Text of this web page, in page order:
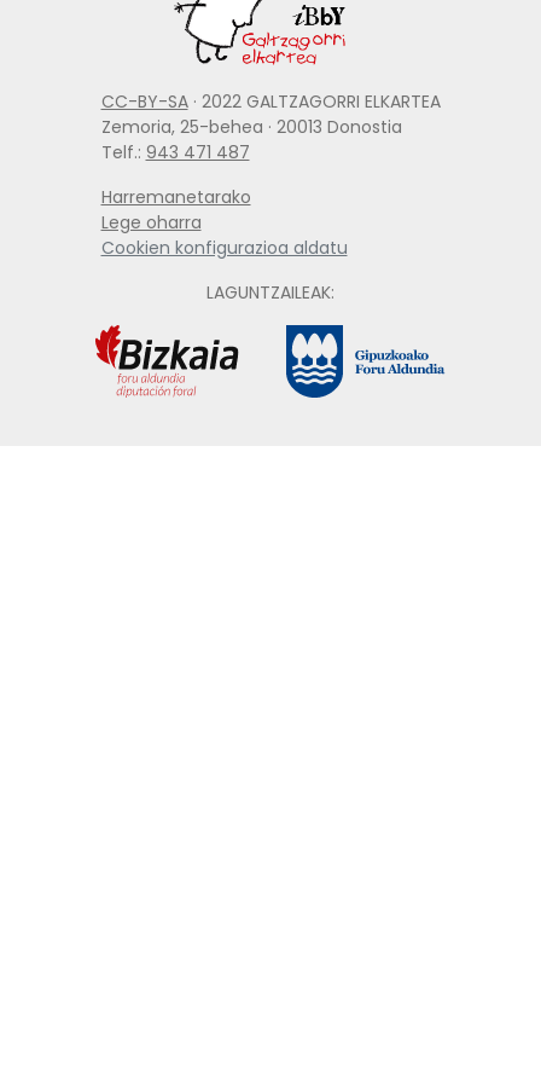
CC-BY-SA· 2022 GALTZAGORRI ELKARTEA
Zemoria, 25-behea · 20013 Donostia
Telf.: 943 471 487
Harremanetarako
Lege oharra
Cookien konfigurazioa aldatu
LAGUNTZAILEAK: